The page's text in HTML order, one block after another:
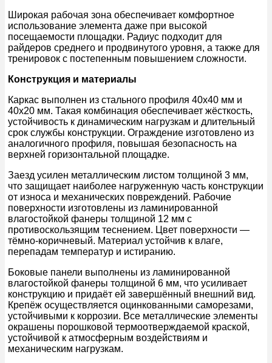
Широкая рабочая зона обеспечивает комфортное
использование элемента даже при высокой
посещаемости площадки. Радиус подходит для
райдеров среднего и продвинутого уровня, а также для
тренировок с постепенным повышением сложности.
Конструкция и материалы
Каркас выполнен из стального профиля 40х40 мм и
40х20 мм. Такая комбинация обеспечивает жёсткость,
устойчивость к динамическим нагрузкам и длительный
срок службы конструкции. Ограждение изготовлено из
аналогичного профиля, повышая безопасность на
верхней горизонтальной площадке.
Заезд усилен металлическим листом толщиной 3 мм,
что защищает наиболее нагруженную часть конструкции
от износа и механических повреждений. Рабочие
поверхности изготовлены из ламинированной
влагостойкой фанеры толщиной 12 мм с
противоскользящим теснением. Цвет поверхности —
тёмно-коричневый. Материал устойчив к влаге,
перепадам температур и истиранию.
Боковые панели выполнены из ламинированной
влагостойкой фанеры толщиной 6 мм, что усиливает
конструкцию и придаёт ей завершённый внешний вид.
Крепёж осуществляется оцинкованными саморезами,
устойчивыми к коррозии. Все металлические элементы
окрашены порошковой термоотверждаемой краской,
устойчивой к атмосферным воздействиям и
механическим нагрузкам.